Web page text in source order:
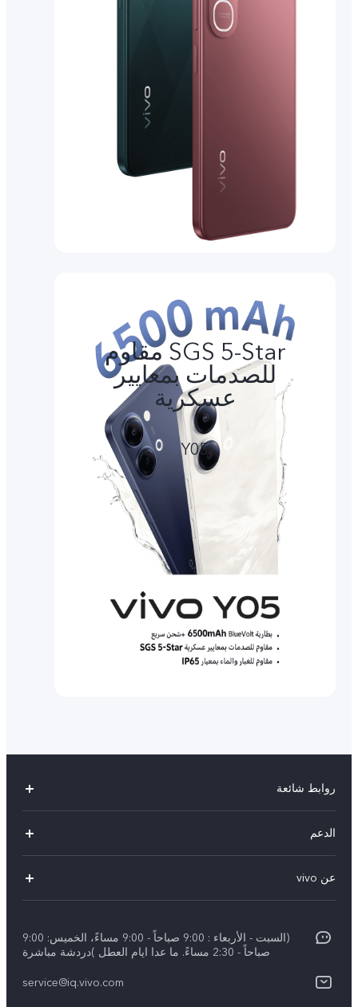
SGS 5-Star مقاوم
للصدمات بمعايير
عسكرية
Y05
روابط شائعة
V30 Lite
كل الموديلات
الدعم
Funtouch OS
عن vivo
الإشعارات القانونية
نبذة عنا
(السبت - الأربعاء : 9:00 صباحاً - 9:00 مساءً، الخميس: 9:00
صباحاً - 2:30 مساءً. ما عدا ايام العطل )دردشة مباشرة
service@iq.vivo.com